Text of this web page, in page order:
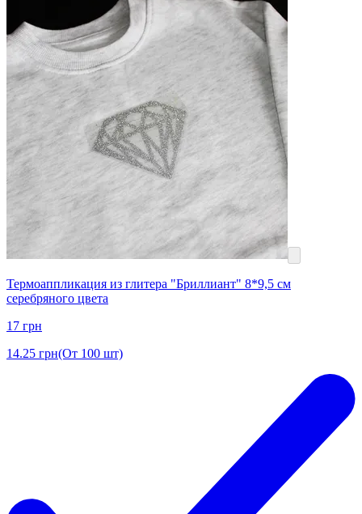
Термоаппликация из глитера "Бриллиант" 8*9,5 см
серебряного цвета
17 грн
14.25 грн(От 100 шт)